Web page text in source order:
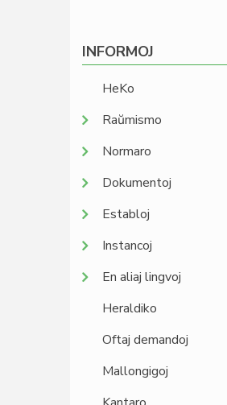
INFORMOJ
HeKo
Raŭmismo
Normaro
Dokumentoj
Establoj
Instancoj
En aliaj lingvoj
Heraldiko
Oftaj demandoj
Mallongigoj